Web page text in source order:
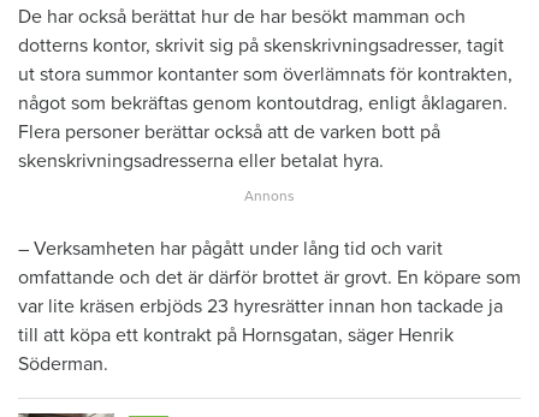
De har också berättat hur de har besökt mamman och
dotterns kontor, skrivit sig på skenskrivningsadresser, tagit
ut stora summor kontanter som överlämnats för kontrakten,
något som bekräftas genom kontoutdrag, enligt åklagaren.
Flera personer berättar också att de varken bott på
skenskrivningsadresserna eller betalat hyra.
– Verksamheten har pågått under lång tid och varit
omfattande och det är därför brottet är grovt. En köpare som
var lite kräsen erbjöds 23 hyresrätter innan hon tackade ja
till att köpa ett kontrakt på Hornsgatan, säger Henrik
Söderman.